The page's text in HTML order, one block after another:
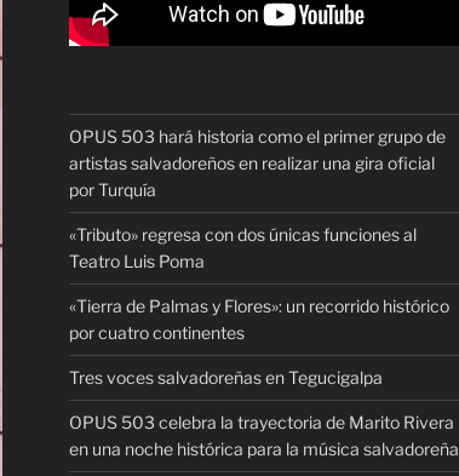
OPUS 503 hará historia como el primer grupo de
artistas salvadoreños en realizar una gira oficial
por Turquía
«Tributo» regresa con dos únicas funciones al
Teatro Luis Poma
«Tierra de Palmas y Flores»: un recorrido histórico
por cuatro continentes
Tres voces salvadoreñas en Tegucigalpa
OPUS 503 celebra la trayectoria de Marito Rivera
en una noche histórica para la música salvadoreña